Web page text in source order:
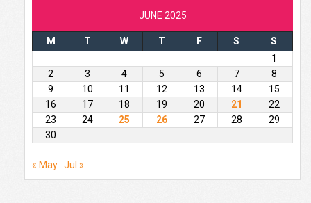
JUNE 2025
M T W T F S
S
1
2
3 4 5 6 7
8
9
10 11 12 13 14
15
16
17 18 19 20 21
22
23
24 25 26 27 28
29
30
« May Jul »